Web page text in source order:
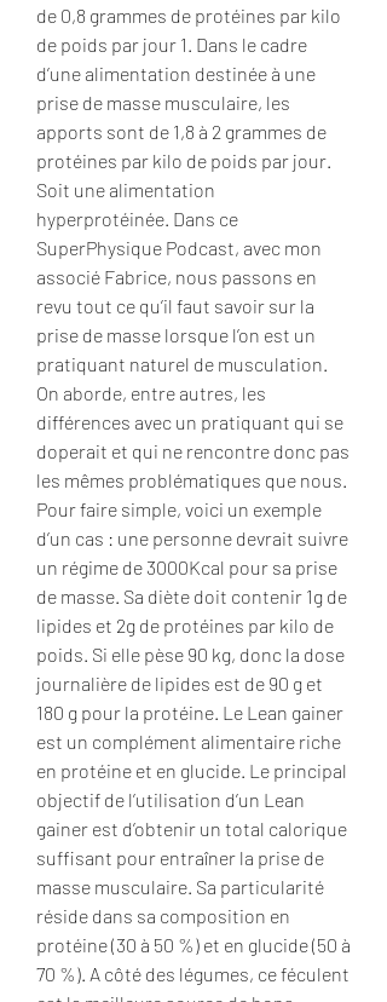
de 0,8 grammes de protéines par kilo
de poids par jour 1. Dans le cadre
d’une alimentation destinée à une
prise de masse musculaire, les
apports sont de 1,8 à 2 grammes de
protéines par kilo de poids par jour.
Soit une alimentation
hyperprotéinée. Dans ce
SuperPhysique Podcast, avec mon
associé Fabrice, nous passons en
revu tout ce qu’il faut savoir sur la
prise de masse lorsque l’on est un
pratiquant naturel de musculation.
On aborde, entre autres, les
différences avec un pratiquant qui se
doperait et qui ne rencontre donc pas
les mêmes problématiques que nous.
Pour faire simple, voici un exemple
d’un cas : une personne devrait suivre
un régime de 3000Kcal pour sa prise
de masse. Sa diète doit contenir 1g de
lipides et 2g de protéines par kilo de
poids. Si elle pèse 90 kg, donc la dose
journalière de lipides est de 90 g et
180 g pour la protéine. Le Lean gainer
est un complément alimentaire riche
en protéine et en glucide. Le principal
objectif de l’utilisation d’un Lean
gainer est d’obtenir un total calorique
suffisant pour entraîner la prise de
masse musculaire. Sa particularité
réside dans sa composition en
protéine (30 à 50 %) et en glucide (50 à
70 %). A côté des légumes, ce féculent